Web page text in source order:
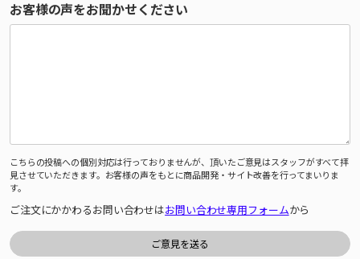
お客様の声をお聞かせください
こちらの投稿への個別対応は行っておりませんが、頂いたご意見はスタッフがすべて拝
見させていただきます。お客様の声をもとに商品開発・サイト改善を行ってまいりま
す。
ご注文にかかわるお問い合わせはお問い合わせ専用フォームから